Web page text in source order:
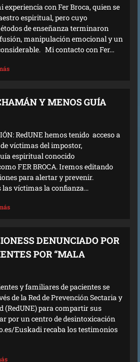
con Fer Broca, quien se
espiritual, pero cuyo
de enseñanza terminaron
manipulación emocional y un
Mi contacto con Fer...
Y MENOS GUÍA
RedUNE hemos tenido acceso a
víctimas del impostor,
espiritual conocido
FER BROCA. Iremos editando
para alertar y prevenir.
las víctimas la confianza...
DENUNCIADO POR
POR “MALA
y familiares de pacientes se
de la Red de Prevención Sectaria y
(RedUNE) para compartir sus
por un centro de desintoxicación
Euskadi recaba los testimonios